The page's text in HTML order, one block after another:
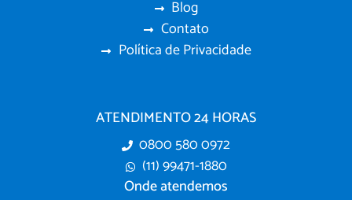
Blog
Contato
Política de Privacidade
ATENDIMENTO 24 HORAS
0800 580 0972
(11) 99471-1880
Onde atendemos